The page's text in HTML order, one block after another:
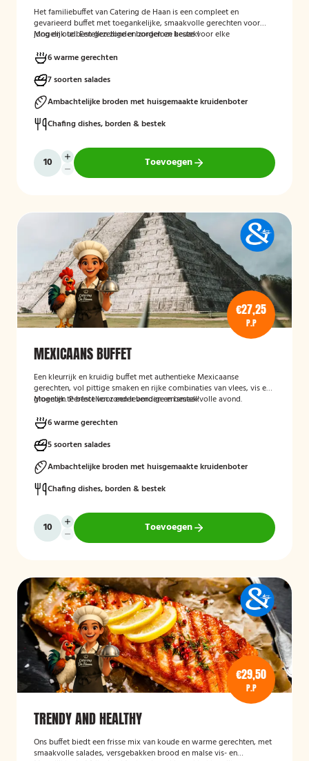
Het familiebuffet van Catering de Haan is een compleet en
gevarieerd buffet met toegankelijke, smaakvolle gerechten voor
jong en oud. Een gezellige en zorgeloze keuze voor elke
Mogelijk te bestellen zonder borden en bestek!
6 warme gerechten
7 soorten salades
Ambachtelijke broden met huisgemaakte kruidenboter
Chafing dishes, borden & bestek
Toevoegen
€27,25
P.P
MEXICAANS BUFFET
Een kleurrijk en kruidig buffet met authentieke Mexicaanse
gerechten, vol pittige smaken en rijke combinaties van vlees, vis en
groenten. Perfect voor een levendige en smaakvolle avond.
Mogelijk te bestellen zonder borden en bestek!
6 warme gerechten
5 soorten salades
Ambachtelijke broden met huisgemaakte kruidenboter
Chafing dishes, borden & bestek
Toevoegen
€29,50
P.P
TRENDY AND HEALTHY
Ons buffet biedt een frisse mix van koude en warme gerechten, met
smaakvolle salades, versgebakken brood en malse vis- en